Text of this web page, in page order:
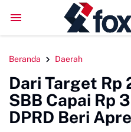
LPM Penalaran UNM
Beranda Daerah
Dari Target Rp
SBB Capai Rp
DPRD Beri